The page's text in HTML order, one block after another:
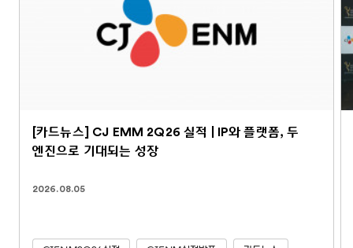
[카드뉴스] CJ EMM 2Q26 실적 | IP와 플랫폼, 두
엔진으로 기대되는 성장
2026.08.05